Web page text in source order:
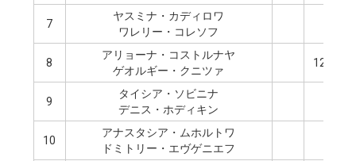
7
ヤスミナ・カディロワ
ワレリー・コレソフ
8
アリョーナ・コストルナヤ
ゲオルギー・クニツァ
12
9
タイシア・ソビニナ
デニス・ホディキン
10
アナスタシア・ムホルトワ
ドミトリー・エヴゲニエフ